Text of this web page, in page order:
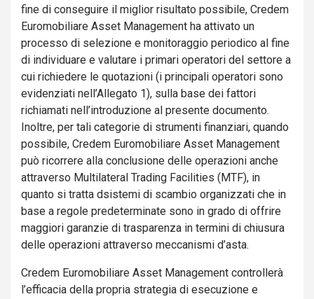
fine di conseguire il miglior risultato possibile, Credem
Euromobiliare Asset Management ha attivato un
processo di selezione e monitoraggio periodico al fine
di individuare e valutare i primari operatori del settore a
cui richiedere le quotazioni (i principali operatori sono
evidenziati nell’Allegato 1), sulla base dei fattori
richiamati nell’introduzione al presente documento.
Inoltre, per tali categorie di strumenti finanziari, quando
possibile, Credem Euromobiliare Asset Management
può ricorrere alla conclusione delle operazioni anche
attraverso Multilateral Trading Facilities (MTF), in
quanto si tratta dsistemi di scambio organizzati che in
base a regole predeterminate sono in grado di offrire
maggiori garanzie di trasparenza in termini di chiusura
delle operazioni attraverso meccanismi d’asta.
Credem Euromobiliare Asset Management controllerà
l’efficacia della propria strategia di esecuzione e